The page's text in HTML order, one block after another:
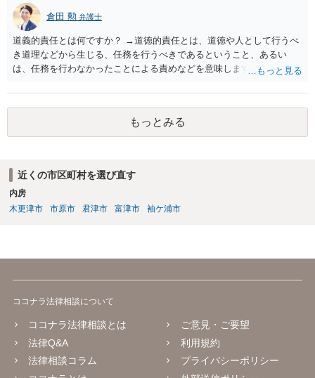
倉田 勲 弁護士
道義的責任とは何ですか？ →道徳的責任とは、道徳や人として行うべ
き道理などから生じる、任務を行うべきであるということ、あるい
は、任務を行わなかったことによる責めなどを意味します。 道義的責
則はありませんが、道義的責任を果たさないことで、他人からの信用
を無くす、不遇を受けるなどの一般的にはそのような事実上の不利益
もっとみる
近くの市区町村を選び直す
内房
木更津市
市原市 君津市 富津市 袖ケ浦市
ココナラ法律相談について
ココナラ法律相談とは
法律Q&A
法律相談コラム
ご意見・ご要望
利用規約
プライバシーポリシー